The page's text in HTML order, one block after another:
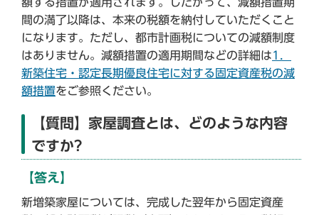
間の満了以降は、本来の税額を納付していただくこと
になります。ただし、都市計画税についての減額制度
はありません。減額措置の適用期間などの詳細は1．
新築住宅・認定長期優良住宅に対する固定資産税の減
額措置をご参照ください。
【質問】家屋調査とは、どのような内容
ですか?
【答え】
新増築家屋については、完成した翌年から固定資産